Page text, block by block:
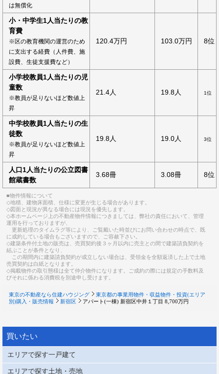
は無償化
小・中学生1人当たりの教
育費
※区の教育機関の運営のため
に支出する経費（人件費、施
設費、生徒支援費など）
120.4万円 103.0万円 8位
小学校教員1人当たりの児
童数
※教員が足りないほど数値上
昇
21.4人 19.8人 1位
中学校教員1人当たりの生
徒数
※教員が足りないほど数値上
昇
19.8人 19.0人 3位
人口1人当たりの公立図書
館蔵書数
3.68冊 3.08冊 8位
■物件情報について
◇地積、建物床面積、仕様に変更が生じる場合があります。
◇図面と現況が異なる場合には現況を優先します。
◇本ホームページ上の不動産物件情報につきましては、弊社の責任において、管理
運用を行っておりますが、
更新処理のタイムラグ等により、ご覧戴いた時並びにお問い合わせの時点で、既
に成約している場合もございますので、ご容赦下さい。
◇建築条件付土地の販売は、売買契約後３ヶ月以内に売主との間で建築請負契約を
結ぶことが条件となり、
この期間内に建築請負契約が成立しない場合は、受領金を全額返済した上で土地
売買契約は白紙となります。
◇掲載物件の取引態様は全て仲介物件になります。ご成約の際には規定の手数料及
びそれに係わる消費税を別途申し受けます。
東京の不動産なら住建ハウジング
東京都の事業用物件・収益物件・投資(エリア
別)購入・販売情報
新宿区 アパート(一棟) 新宿区中井１丁目 8,700万円
買いたい
エリアで探す一戸建て
エリアで探す土地・売地